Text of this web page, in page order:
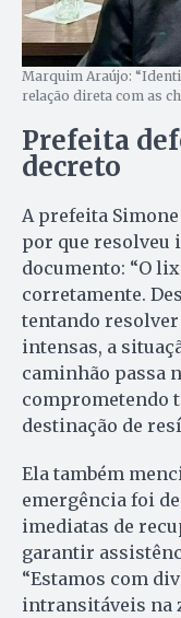
Marquim Araújo:
relação direta com as
Prefeita
decreto
A prefeita
por que
documento: “O
corretamente.
tentando resolver
intensas, a
caminhão passa
comprometendo
destinação de
Ela também
emergência foi
imediatas de
garantir
“Estamos com
intransitáveis na